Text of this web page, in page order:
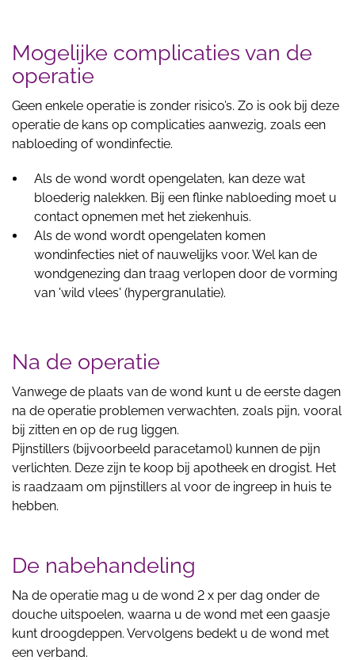
Mogelijke complicaties van de
operatie
Geen enkele operatie is zonder risico’s. Zo is ook bij deze
operatie de kans op complicaties aanwezig, zoals een
nabloeding of wondinfectie.
Als de wond wordt opengelaten, kan deze wat
bloederig nalekken. Bij een flinke nabloeding moet u
contact opnemen met het ziekenhuis.
Als de wond wordt opengelaten komen
wondinfecties niet of nauwelijks voor. Wel kan de
wondgenezing dan traag verlopen door de vorming
van 'wild vlees' (hypergranulatie).
Na de operatie
Vanwege de plaats van de wond kunt u de eerste dagen
na de operatie problemen verwachten, zoals pijn, vooral
bij zitten en op de rug liggen.
Pijnstillers (bijvoorbeeld paracetamol) kunnen de pijn
verlichten. Deze zijn te koop bij apotheek en drogist. Het
is raadzaam om pijnstillers al voor de ingreep in huis te
hebben.
De nabehandeling
Na de operatie mag u de wond 2 x per dag onder de
douche uitspoelen, waarna u de wond met een gaasje
kunt droogdeppen. Vervolgens bedekt u de wond met
een verband.